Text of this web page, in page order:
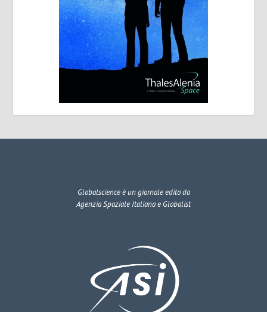
Globalscienceè un giornale edito da
Agenzia Spaziale Italiana e Globalist